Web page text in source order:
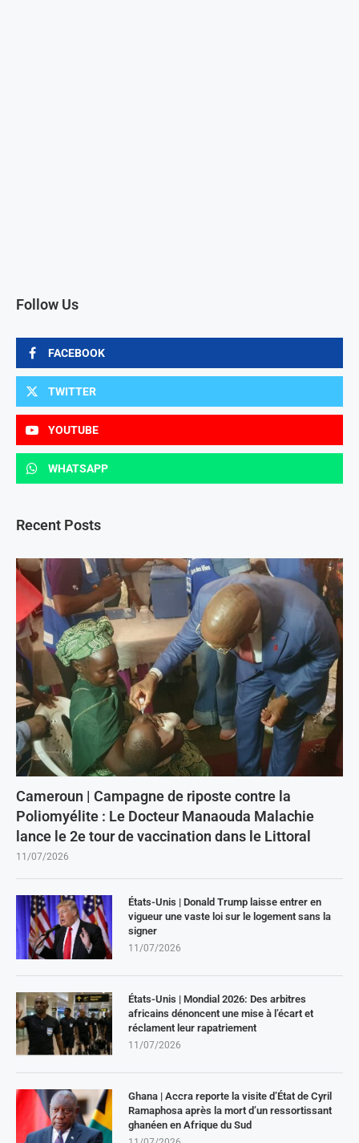
Follow Us
FACEBOOK
TWITTER
YOUTUBE
WHATSAPP
Recent Posts
Cameroun | Campagne de riposte contre la
Poliomyélite : Le Docteur Manaouda Malachie
lance le 2e tour de vaccination dans le Littoral
11/07/2026
États-Unis | Donald Trump laisse entrer en
vigueur une vaste loi sur le logement sans la
signer
11/07/2026
États-Unis | Mondial 2026: Des arbitres
africains dénoncent une mise à l’écart et
réclament leur rapatriement
11/07/2026
Ghana | Accra reporte la visite d’État de Cyril
Ramaphosa après la mort d’un ressortissant
ghanéen en Afrique du Sud